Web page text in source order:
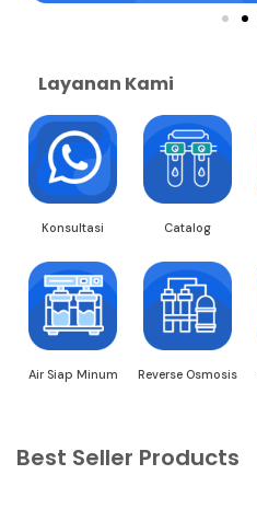
Layanan Kami
Konsultasi Catalog
Air Siap Minum Reverse Osmosis
Best Seller Products